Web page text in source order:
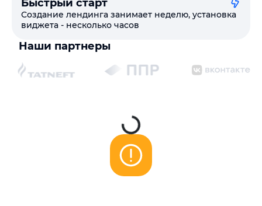
Быстрый старт
Создание лендинга занимает неделю, установка
виджета - несколько часов
Наши партнеры